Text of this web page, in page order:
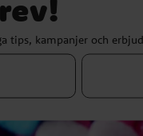
tips, kampanjer och